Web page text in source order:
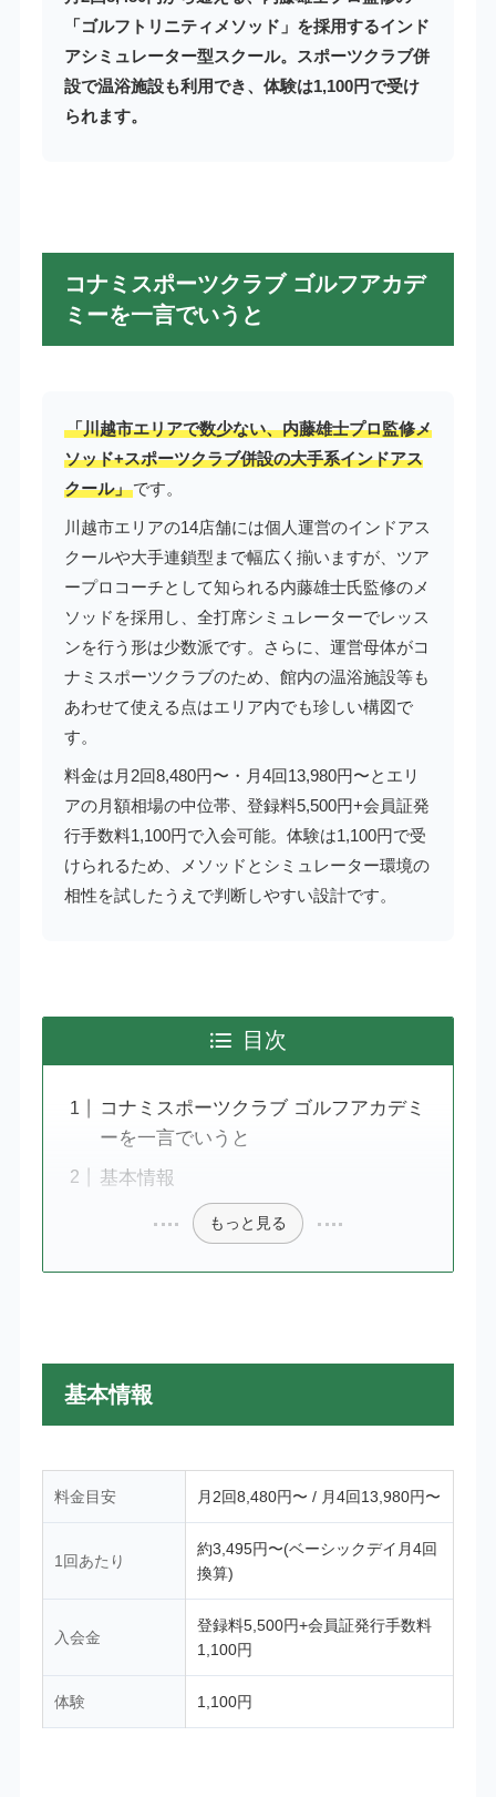
「ゴルフトリニティメソッド」を採用するインド
アシミュレーター型スクール。スポーツクラブ併
設で温浴施設も利用でき、体験は1,100円で受け
られます。
コナミスポーツクラブ ゴルフアカデ
ミーを一言でいうと
「川越市エリアで数少ない、内藤雄士プロ監修メ
ソッド+スポーツクラブ併設の大手系インドアス
クール」です。
川越市エリアの14店舗には個人運営のインドアス
クールや大手連鎖型まで幅広く揃いますが、ツア
ープロコーチとして知られる内藤雄士氏監修のメ
ソッドを採用し、全打席シミュレーターでレッス
ンを行う形は少数派です。さらに、運営母体がコ
ナミスポーツクラブのため、館内の温浴施設等も
あわせて使える点はエリア内でも珍しい構図で
す。
料金は月2回8,480円〜・月4回13,980円〜とエリ
アの月額相場の中位帯、登録料5,500円+会員証発
行手数料1,100円で入会可能。体験は1,100円で受
けられるため、メソッドとシミュレーター環境の
相性を試したうえで判断しやすい設計です。
目次
コナミスポーツクラブ ゴルフアカデミ
ーを一言でいうと
基本情報
もっと見る
基本情報
料金目安 月2回8,480円〜 / 月4回13,980円〜
1回あたり
約3,495円〜(ベーシックデイ月4回
換算)
入会金
登録料5,500円+会員証発行手数料
1,100円
体験 1,100円